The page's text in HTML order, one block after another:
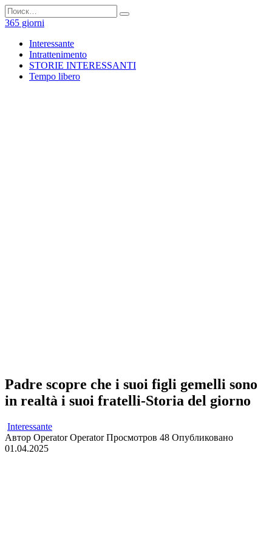
Перейти
к
содержанию
Search
for:
365 giorni
Interessante
Intrattenimento
STORIE INTERESSANTI
Tempo libero
Padre scopre che i suoi figli gemelli sono
in realtà i suoi fratelli-Storia del giorno
Interessante
Автор Operator Operator Просмотров 48 Опубликовано
01.04.2025